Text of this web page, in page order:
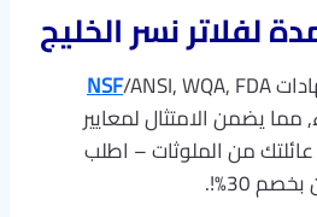
لفلاتر نسر الخليج
NSF/ANSI, WQA, FDA
مما يضمن الامتثال لمعايير
ويحمي عائلتك من الملوثات – اطلب
30%!.